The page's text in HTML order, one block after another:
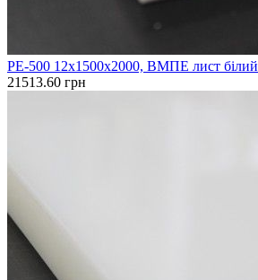
PE-500 12х1500х2000, ВМПЕ лист білий
21513.60 грн